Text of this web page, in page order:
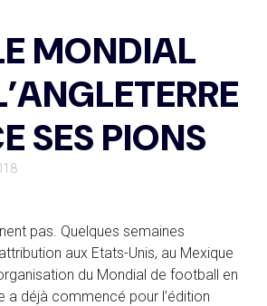
MONDIAL
SES PIONS
pas. Quelques semaines
aux Etats-Unis, au Mexique
du Mondial de football en
a déjà commencé pour l’édition